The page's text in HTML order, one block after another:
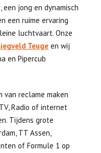
jong en dynamisch
een ruime ervaring
luchtvaart. Onze
Teuge en wij
en Pipercub
van reclame maken
Radio of internet
Tijdens grote
TT Assen,
of Formule 1 op